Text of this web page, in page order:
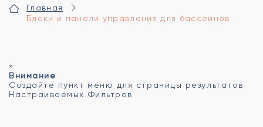
Главная
Блоки и панели управления для бассейнов
×
Внимание
Создайте пункт меню для страницы результатов
Настраиваемых Фильтров